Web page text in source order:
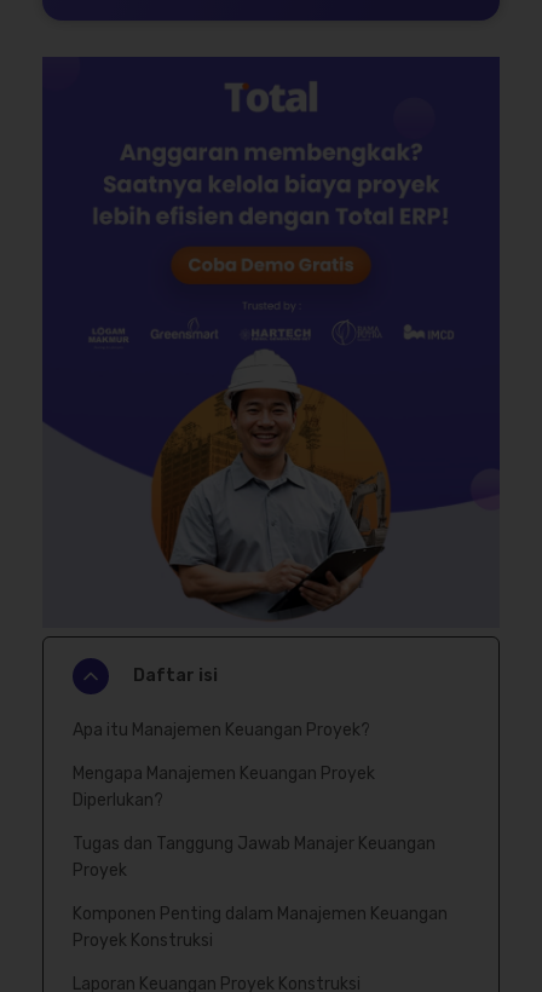
Daftar isi
Apa itu Manajemen Keuangan Proyek?
Mengapa Manajemen Keuangan Proyek
Diperlukan?
Tugas dan Tanggung Jawab Manajer Keuangan
Proyek
Komponen Penting dalam Manajemen Keuangan
Proyek Konstruksi
Laporan Keuangan Proyek Konstruksi